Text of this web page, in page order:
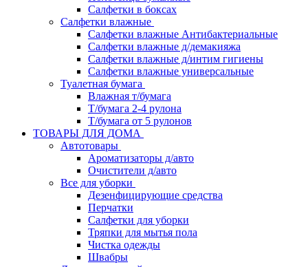
Салфетки в боксах
Салфетки влажные
Салфетки влажные Антибактериальные
Салфетки влажные д/демакияжа
Салфетки влажные д/интим гигиены
Салфетки влажные универсальные
Туалетная бумага
Влажная т/бумага
Т/бумага 2-4 рулона
Т/бумага от 5 рулонов
ТОВАРЫ ДЛЯ ДОМА
Автотовары
Ароматизаторы д/авто
Очистители д/авто
Все для уборки
Дезенфицирующие средства
Перчатки
Салфетки для уборки
Тряпки для мытья пола
Чистка одежды
Швабры